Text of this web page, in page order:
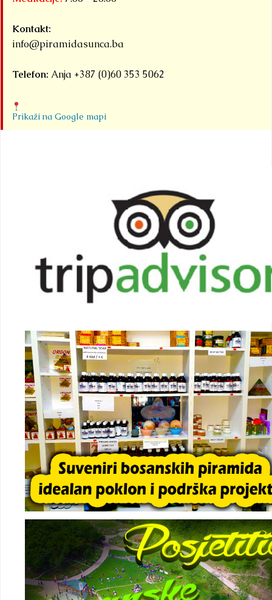
Kontakt:
info@piramidasunca.ba
Telefon: Anja +387 (0)60 353 5062
Prikaži na Google mapi